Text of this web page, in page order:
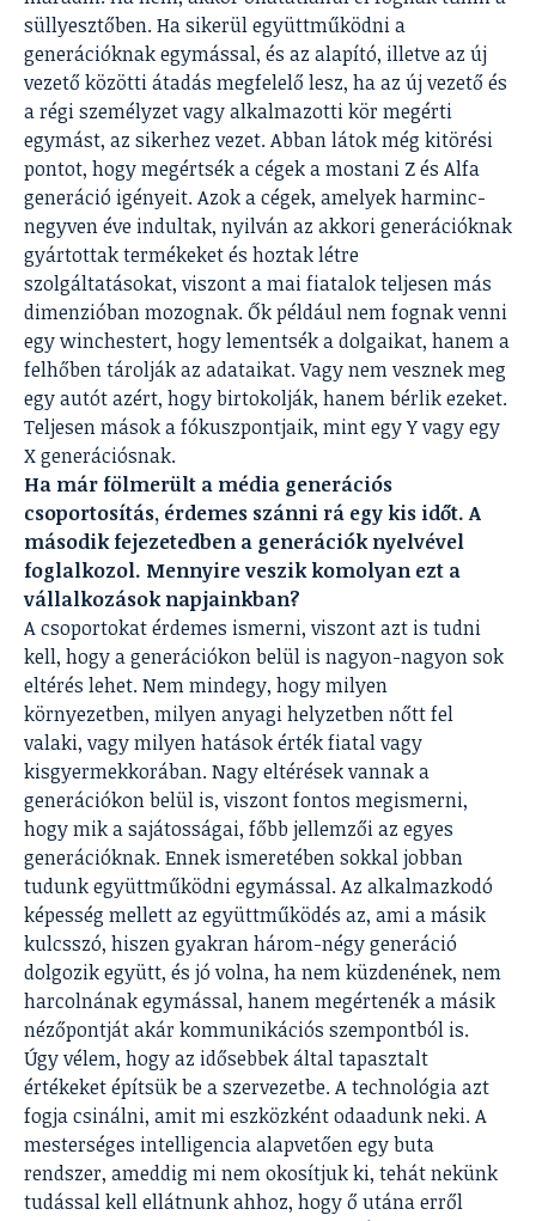
süllyesztőben. Ha sikerül együttműködni a
generációknak egymással, és az alapító, illetve az új
vezető közötti átadás megfelelő lesz, ha az új vezető és
a régi személyzet vagy alkalmazotti kör megérti
egymást, az sikerhez vezet. Abban látok még kitörési
pontot, hogy megértsék a cégek a mostani Z és Alfa
generáció igényeit. Azok a cégek, amelyek harminc-
negyven éve indultak, nyilván az akkori generációknak
gyártottak termékeket és hoztak létre
szolgáltatásokat, viszont a mai fiatalok teljesen más
dimenzióban mozognak. Ők például nem fognak venni
egy winchestert, hogy lementsék a dolgaikat, hanem a
felhőben tárolják az adataikat. Vagy nem vesznek meg
egy autót azért, hogy birtokolják, hanem bérlik ezeket.
Teljesen mások a fókuszpontjaik, mint egy Y vagy egy
X generációsnak.
Ha már fölmerült a média generációs
csoportosítás, érdemes szánni rá egy kis időt. A
második fejezetedben a generációk nyelvével
foglalkozol. Mennyire veszik komolyan ezt a
vállalkozások napjainkban?
A csoportokat érdemes ismerni, viszont azt is tudni
kell, hogy a generációkon belül is nagyon-nagyon sok
eltérés lehet. Nem mindegy, hogy milyen
környezetben, milyen anyagi helyzetben nőtt fel
valaki, vagy milyen hatások érték fiatal vagy
kisgyermekkorában. Nagy eltérések vannak a
generációkon belül is, viszont fontos megismerni,
hogy mik a sajátosságai, főbb jellemzői az egyes
generációknak. Ennek ismeretében sokkal jobban
tudunk együttműködni egymással. Az alkalmazkodó
képesség mellett az együttműködés az, ami a másik
kulcsszó, hiszen gyakran három-négy generáció
dolgozik együtt, és jó volna, ha nem küzdenének, nem
harcolnának egymással, hanem megértenék a másik
nézőpontját akár kommunikációs szempontból is.
Úgy vélem, hogy az idősebbek által tapasztalt
értékeket építsük be a szervezetbe. A technológia azt
fogja csinálni, amit mi eszközként odaadunk neki. A
mesterséges intelligencia alapvetően egy buta
rendszer, ameddig mi nem okosítjuk ki, tehát nekünk
tudással kell ellátnunk ahhoz, hogy ő utána erről